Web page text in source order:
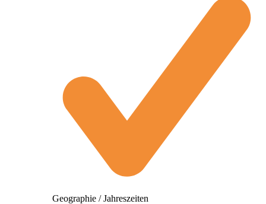
Geographie / Jahreszeiten